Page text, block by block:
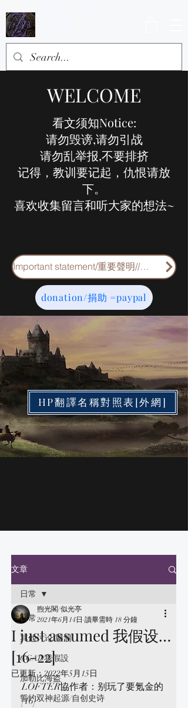
WELCOME
看文须知Notice:
请勿毁谤,请勿引战
请勿乱举报,不要排挤
记得，教训要记起，仇恨请放
下。
喜欢收集留言和听大家的想法~
Important statement/重要聲明//重要申明
donation/捐助 =paypal
HP翻譯名稱對照表[外網]
文章
日常
其他讨论/脑洞
GGAD我假設
加勒比海盗
誓约双神起源/自创史诗
日常
I just assumed 我假设…
[16-22]
煦光閣/似光亭
2021年6月14日 讀畢需時 18 分鐘
已更新：2022年5月15日
LOFTER協作者：别玩了要氪金的
[16]